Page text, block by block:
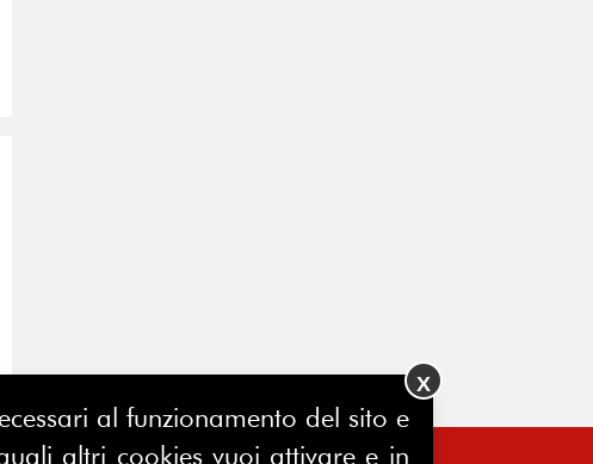
al funzionamento del sito e
altri cookies vuoi attivare e in
X